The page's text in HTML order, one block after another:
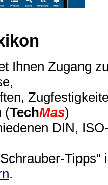
Ihnen Zugang
(TechMas)
DIN,
Tipps"
.